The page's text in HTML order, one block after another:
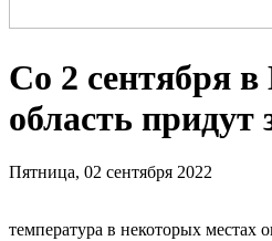
Со 2 сентября
область придут
Пятница, 02 сентября 2022
температура в некоторых местах